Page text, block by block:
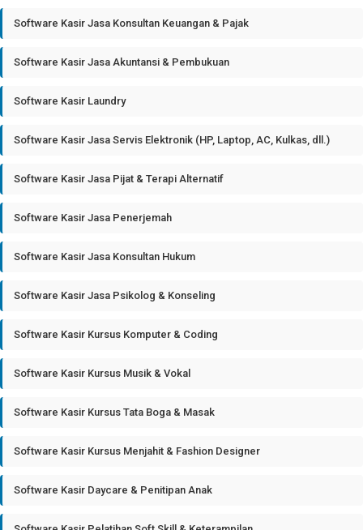
Software Kasir Jasa Konsultan Keuangan & Pajak
Software Kasir Jasa Akuntansi & Pembukuan
Software Kasir Laundry
Software Kasir Jasa Servis Elektronik (HP, Laptop, AC, Kulkas, dll.)
Software Kasir Jasa Pijat & Terapi Alternatif
Software Kasir Jasa Penerjemah
Software Kasir Jasa Konsultan Hukum
Software Kasir Jasa Psikolog & Konseling
Software Kasir Kursus Komputer & Coding
Software Kasir Kursus Musik & Vokal
Software Kasir Kursus Tata Boga & Masak
Software Kasir Kursus Menjahit & Fashion Designer
Software Kasir Daycare & Penitipan Anak